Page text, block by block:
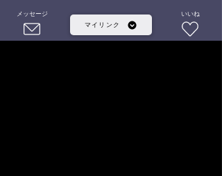
メッセージ
マイリンク
いいね